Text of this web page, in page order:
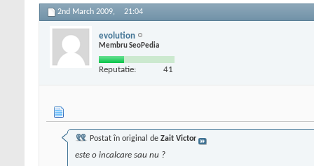
2nd March 2009, 21:04
evolution
Membru SeoPedia
Reputatie: 41
Postat în original de Zait Victor
este o incalcare sau nu ?